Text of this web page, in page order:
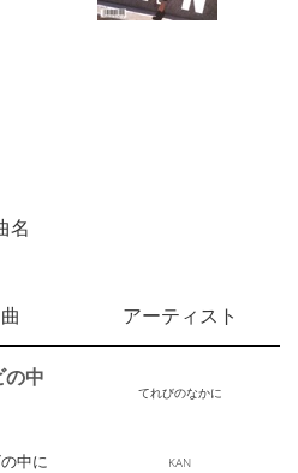
名
アーティスト
の中
てれびのなかに
中に KAN